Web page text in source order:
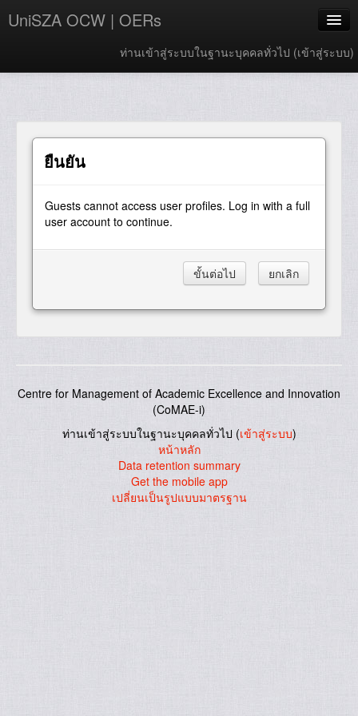
UniSZA OCW | OERs
ท่านเข้าสู่ระบบในฐานะบุคคลทั่วไป (เข้าสู่ระบบ)
Thai ‎(th)‎
ยืนยัน
Guests cannot access user profiles. Log in with a full
user account to continue.
Centre for Management of Academic Excellence and Innovation
(CoMAE-i)
ท่านเข้าสู่ระบบในฐานะบุคคลทั่วไป (เข้าสู่ระบบ)
หน้าหลัก
Data retention summary
Get the mobile app
เปลี่ยนเป็นรูปแบบมาตรฐาน